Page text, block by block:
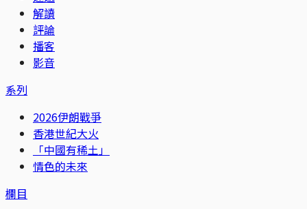
解讀
評論
播客
影音
系列
2026伊朗戰爭
香港世紀大火
「中國有稀土」
情色的未來
欄目